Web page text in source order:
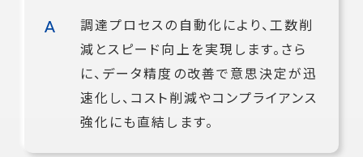
調達プロセスの自動化により、工数削
減とスピード向上を実現します。さら
に、データ精度の改善で意思決定が迅
速化し、コスト削減やコンプライアンス
強化にも直結します。